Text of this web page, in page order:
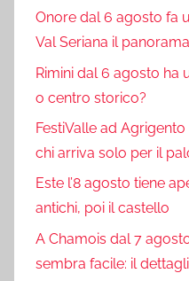
Onore dal 6 agosto fa
Val Seriana il
Rimini dal 6 agosto ha
o centro storico?
FestiValle ad
chi arriva solo per il
Este l’8 agosto tiene
antichi, poi il castello
A Chamois dal 7
sembra facile: il